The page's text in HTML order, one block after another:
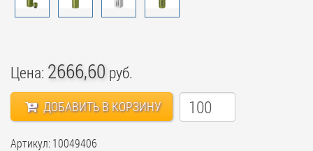
Цена: 2666,60 руб.
ДОБАВИТЬ В КОРЗИНУ
Артикул: 10049406